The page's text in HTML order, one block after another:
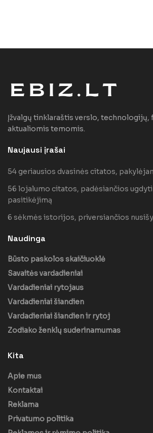
Įžvalgų tinklaraštis verslo, technologijų,
aktualiomis temomis.
Naujausi įrašai
54 geriausios dvasinės citatos,
56 lojalumo citatos, padėsiančios
pasitikėjimą
6 sėkmės istorijos, priversiančios
Naudinga
Būsto paskolos skaičiuoklė
Savaitės vardadieniai
Vardadieniai rytojaus
Vardadieniai šiandien
Vardadieniai šiandien ir rytoj
Zodiako ženklų suderinamumas
Kita
Apie mus
Kontaktai
Reklama
Privatumo politika